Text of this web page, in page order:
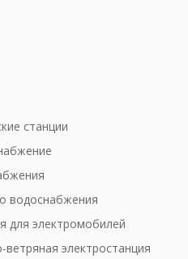
станции
водоснабжения
для электромобилей
электростанция